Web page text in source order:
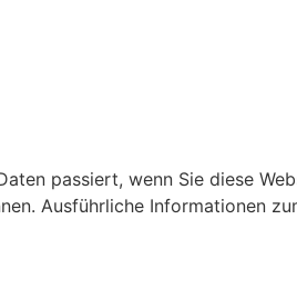
passiert, wenn Sie diese
Ausführliche Informationen